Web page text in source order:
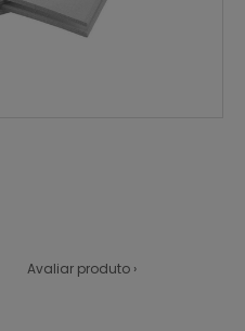
Avaliar produto ›